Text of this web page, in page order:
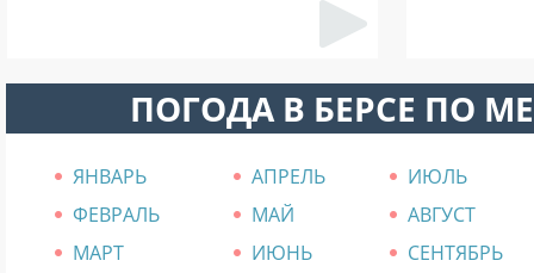
ПОГОДА В БЕРСЕ ПО
ЯНВАРЬ АПРЕЛЬ
ИЮЛЬ
ФЕВРАЛЬ
МАЙ
АВГУСТ
МАРТ
ИЮНЬ СЕНТЯБРЬ